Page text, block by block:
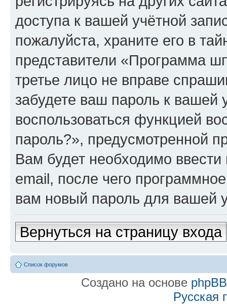
доступа к вашей учётной
пожалуйста, храните его в
представители «Программа
третье лицо не вправе
забудете ваш пароль к вашей
воспользоваться функцией
пароль?», предусмотренной
Вам будет необходимо
email, после чего
вам новый пароль для вашей
Вернуться на страницу входа
Список форумов
Создано на основе phpBB
Русская